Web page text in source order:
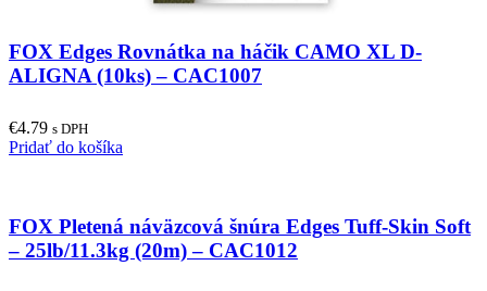
FOX Edges Rovnátka na háčik CAMO XL D-
ALIGNA (10ks) – CAC1007
€4.79 s DPH
Pridať do košíka
FOX Pletená náväzcová šnúra Edges Tuff-Skin Soft
– 25lb/11.3kg (20m) – CAC1012